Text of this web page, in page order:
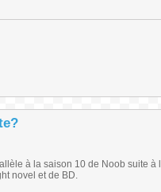
à la saison 10 de Noob suite
novel et de BD.